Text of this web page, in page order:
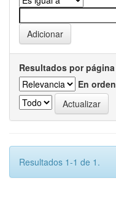
Resultados por página
En orden
Resultados 1-1 de 1.